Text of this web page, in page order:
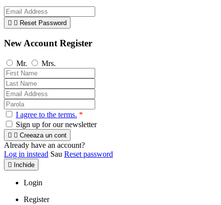
  Reset Password
New Account Register
Mr. Mrs.
I agree to the terms. *
Sign up for our newsletter
  Creeaza un cont
Already have an account?
Log in instead Sau Reset password
 Inchide
Login
Register